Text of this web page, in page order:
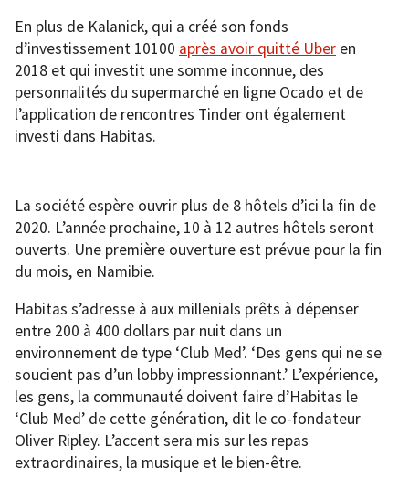
En plus de Kalanick, qui a créé son fonds
d’investissement 10100 après avoir quitté Uber en
2018 et qui investit une somme inconnue, des
personnalités du supermarché en ligne Ocado et de
l’application de rencontres Tinder ont également
investi dans Habitas.
La société espère ouvrir plus de 8 hôtels d’ici la fin de
2020. L’année prochaine, 10 à 12 autres hôtels seront
ouverts. Une première ouverture est prévue pour la fin
du mois, en Namibie.
Habitas s’adresse à aux millenials prêts à dépenser
entre 200 à 400 dollars par nuit dans un
environnement de type ‘Club Med’. ‘Des gens qui ne se
soucient pas d’un lobby impressionnant.’ L’expérience,
les gens, la communauté doivent faire d’Habitas le
‘Club Med’ de cette génération, dit le co-fondateur
Oliver Ripley. L’accent sera mis sur les repas
extraordinaires, la musique et le bien-être.